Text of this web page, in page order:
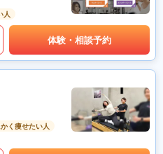
人
体験・相談予約
く痩せたい人